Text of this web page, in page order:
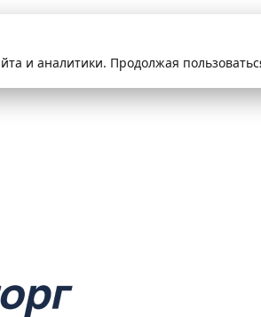
и аналитики. Продолжая